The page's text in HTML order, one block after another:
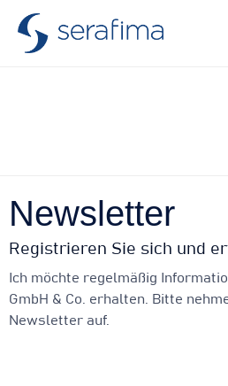
Newsletter
Registrieren Sie sich und
Ich möchte regelmäßig
GmbH & Co. erhalten. Bitte
Newsletter auf.